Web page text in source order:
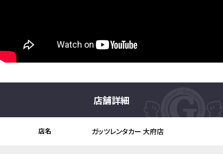
店舗詳細
店名 ガッツレンタカー 大府店